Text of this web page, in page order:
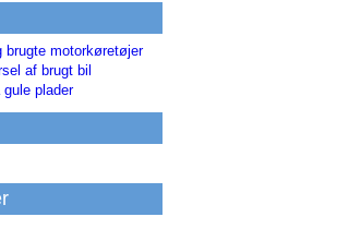
brugte motorkøretøjer
af brugt bil
plader